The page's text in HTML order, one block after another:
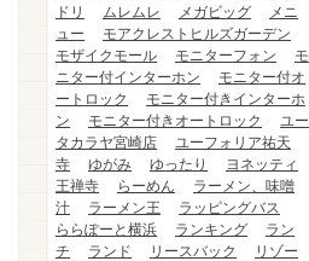
ドリ
ムレムレ メガビッグ
メニ
ュー
モアクレストヒルズガーデン
モザイクモール
モニターフォン
モ
ニター付インターホン
モニター付オ
ートロック
モニター付きインターホ
ン
モニター付きオートロック
ユー
タカラヤ宮崎店
ユーフォリア祐天
寺
ゆがみ ゆったり
ヨネッティ
王禅寺
らーめん
ラーメン、味噌
汁
ラーメン王
ラッピングバス
ららぽーと横浜
ランキング
ラン
チ
ランド リースバック
リゾー